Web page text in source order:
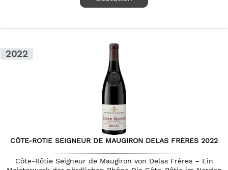
2022
CÔTE-ROTIE SEIGNEUR DE MAUGIRON DELAS FRÈRES 2022
Côte-Rôtie Seigneur de Maugiron von Delas Frères – Ein